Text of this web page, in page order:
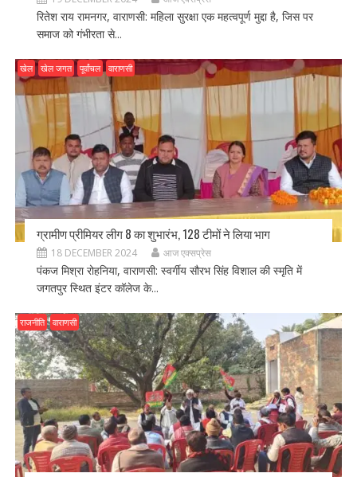
रितेश राय रामनगर, वाराणसी: महिला सुरक्षा एक महत्वपूर्ण मुद्दा है, जिस पर
समाज को गंभीरता से...
खेल खेल जगत पूर्वांचल वाराणसी
ग्रामीण प्रीमियर लीग 8 का शुभारंभ, 128 टीमों ने लिया भाग
18 DECEMBER 2024 आज एक्सप्रेस
पंकज मिश्रा रोहनिया, वाराणसी: स्वर्गीय सौरभ सिंह विशाल की स्मृति में
जगतपुर स्थित इंटर कॉलेज के...
राजनीति वाराणसी